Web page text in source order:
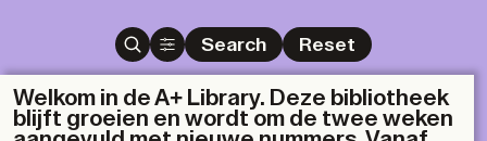
Search Reset
Welkom in de A+ Library. Deze bibliotheek
blijft groeien en wordt om de twee weken